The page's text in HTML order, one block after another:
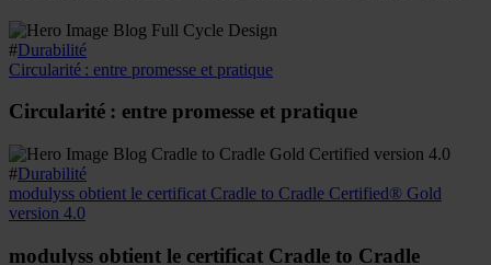
#Durabilité
Circularité : entre promesse et pratique
Circularité : entre promesse et pratique
#Durabilité
modulyss obtient le certificat Cradle to Cradle Certified® Gold
version 4.0
modulyss obtient le certificat Cradle to Cradle